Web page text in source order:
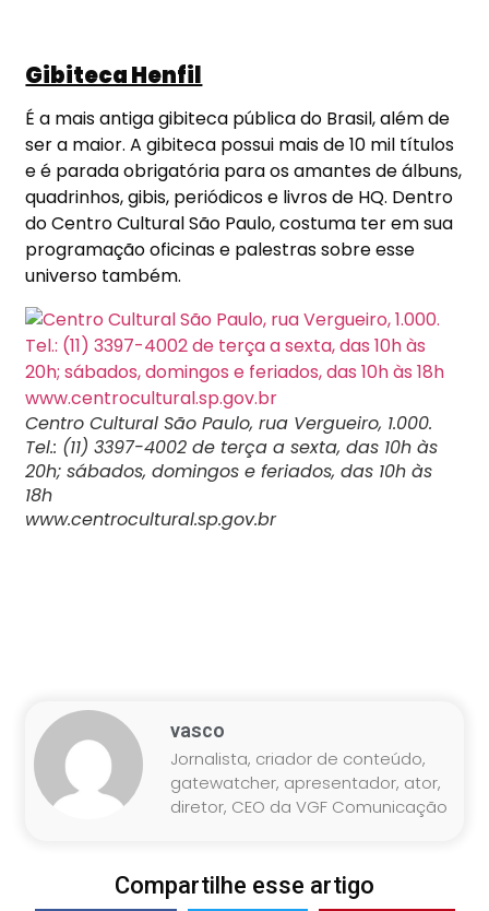
Gibiteca Henfil
É a mais antiga gibiteca pública do Brasil, além de
ser a maior. A gibiteca possui mais de 10 mil títulos
e é parada obrigatória para os amantes de álbuns,
quadrinhos, gibis, periódicos e livros de HQ. Dentro
do Centro Cultural São Paulo, costuma ter em sua
programação oficinas e palestras sobre esse
universo também.
Centro Cultural São Paulo, rua Vergueiro, 1.000.
Tel.: (11) 3397-4002 de terça a sexta, das 10h às
20h; sábados, domingos e feriados, das 10h às
18h
www.centrocultural.sp.gov.br
vasco
Jornalista, criador de conteúdo,
gatewatcher, apresentador, ator,
diretor, CEO da VGF Comunicação
Compartilhe esse artigo